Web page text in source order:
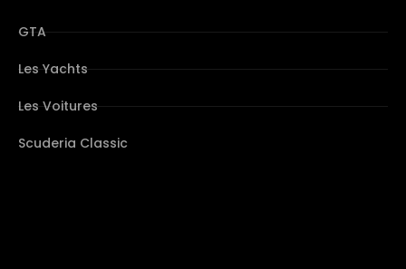
GTA
Les Yachts
Les Voitures
Scuderia Classic